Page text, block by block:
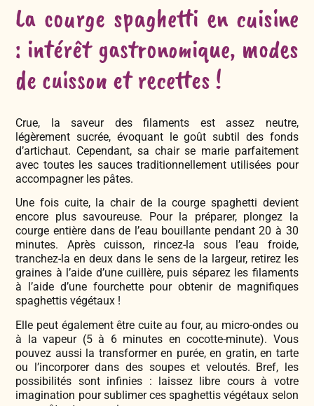
La courge spaghetti en cuisine
: intérêt gastronomique, modes
de cuisson et recettes !
Crue, la saveur des filaments est assez neutre,
légèrement sucrée, évoquant le goût subtil des fonds
d’artichaut. Cependant, sa chair se marie parfaitement
avec toutes les sauces traditionnellement utilisées pour
accompagner les pâtes.
Une fois cuite, la chair de la courge spaghetti devient
encore plus savoureuse. Pour la préparer, plongez la
courge entière dans de l’eau bouillante pendant 20 à 30
minutes. Après cuisson, rincez-la sous l’eau froide,
tranchez-la en deux dans le sens de la largeur, retirez les
graines à l’aide d’une cuillère, puis séparez les filaments
à l’aide d’une fourchette pour obtenir de magnifiques
spaghettis végétaux !
Elle peut également être cuite au four, au micro-ondes ou
à la vapeur (5 à 6 minutes en cocotte-minute). Vous
pouvez aussi la transformer en purée, en gratin, en tarte
ou l’incorporer dans des soupes et veloutés. Bref, les
possibilités sont infinies : laissez libre cours à votre
imagination pour sublimer ces spaghettis végétaux selon